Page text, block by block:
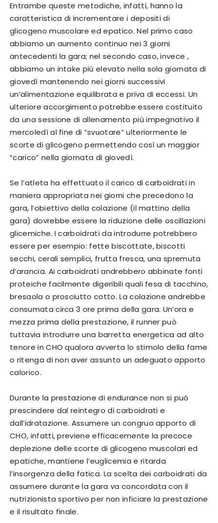
Entrambe queste metodiche, infatti, hanno la
caratteristica di incrementare i depositi di
glicogeno muscolare ed epatico. Nel primo caso
abbiamo un aumento continuo nei 3 giorni
antecedenti la gara; nel secondo caso, invece ,
abbiamo un intake più elevato nella sola giornata di
giovedì mantenendo nei giorni successivi
un’alimentazione equilibrata e priva di eccessi. Un
ulteriore accorgimento potrebbe essere costituito
da una sessione di allenamento più impegnativo il
mercoledì al fine di “svuotare” ulteriormente le
scorte di glicogeno permettendo così un maggior
“carico” nella giornata di giovedì.
Se l’atleta ha effettuato il carico di carboidrati in
maniera appropriata nei giorni che precedono la
gara, l’obiettivo della colazione (il mattino della
gara) dovrebbe essere la riduzione delle oscillazioni
glicemiche. I carboidrati da introdurre potrebbero
essere per esempio: fette biscottate, biscotti
secchi, cerali semplici, frutta fresca, una spremuta
d’arancia. Ai carboidrati andrebbero abbinate fonti
proteiche facilmente digeribili quali fesa di tacchino,
bresaola o prosciutto cotto. La colazione andrebbe
consumata circa 3 ore prima della gara. Un’ora e
mezza prima della prestazione, il runner può
tuttavia introdurre una barretta energetica ad alto
tenore in CHO qualora avverta lo stimolo della fame
o ritenga di non aver assunto un adeguato apporto
calorico.
Durante la prestazione di endurance non si può
prescindere dal reintegro di carboidrati e
dall’idratazione. Assumere un congruo apporto di
CHO, infatti, previene efficacemente la precoce
deplezione delle scorte di glicogeno muscolari ed
epatiche, mantiene l’euglicemia e ritarda
l’insorgenza della fatica. La scelta dei carboidrati da
assumere durante la gara va concordata con il
nutrizionista sportivo per non inficiare la prestazione
e il risultato finale.